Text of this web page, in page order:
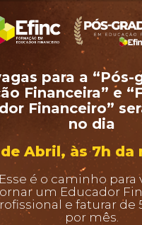
para a “Pós-
Financeira” e
Financeiro”
no dia
Abril, às 7h da
Esse é o caminho para
um Educador
e faturar de
por mês.